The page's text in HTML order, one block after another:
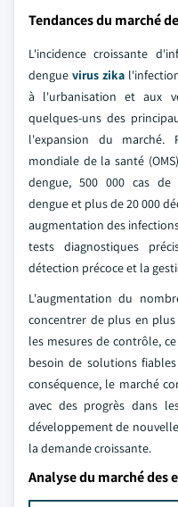
Tendances du marché
L'incidence croissante
dengue virus zika
à l'urbanisation et aux
quelques-uns des
l'expansion du marché.
mondiale de la santé
dengue, 500 000 cas de
dengue et plus de 20 000
augmentation des
tests diagnostiques
détection précoce et la
L'augmentation du
concentrer de plus en
les mesures de contrôle,
besoin de solutions
conséquence, le marché
avec des progrès dans
développement de
la demande croissante.
Analyse du marché des